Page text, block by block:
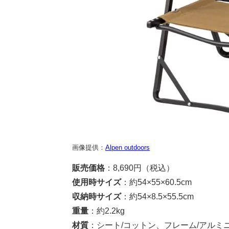
画像提供： Alpen outdoors
販売価格 ：8,690円（税込）
使用時サイズ：約54×55×60.5cm
収納時サイズ：約54×8.5×55.5cm
重量 ：約2.2kg
材質 ：シート/コットン、フレーム/アルミ